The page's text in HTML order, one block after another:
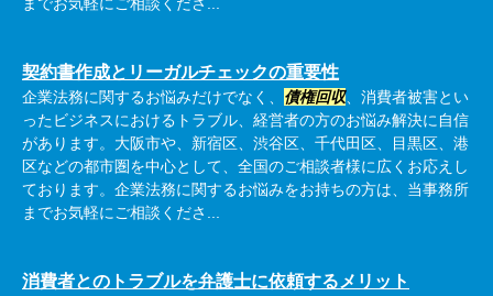
契約書作成とリーガルチェックの重要性
企業法務に関するお悩みだけでなく、 債権回収、消費者被害とい
ったビジネスにおけるトラブル、経営者の方のお悩み解決に自信
があります。大阪市や、新宿区、渋谷区、千代田区、目黒区、港
区などの都市圏を中心として、全国のご相談者様に広くお応えし
ております。企業法務に関するお悩みをお持ちの方は、当事務所
までお気軽にご相談くださ...
消費者とのトラブルを弁護士に依頼するメリット